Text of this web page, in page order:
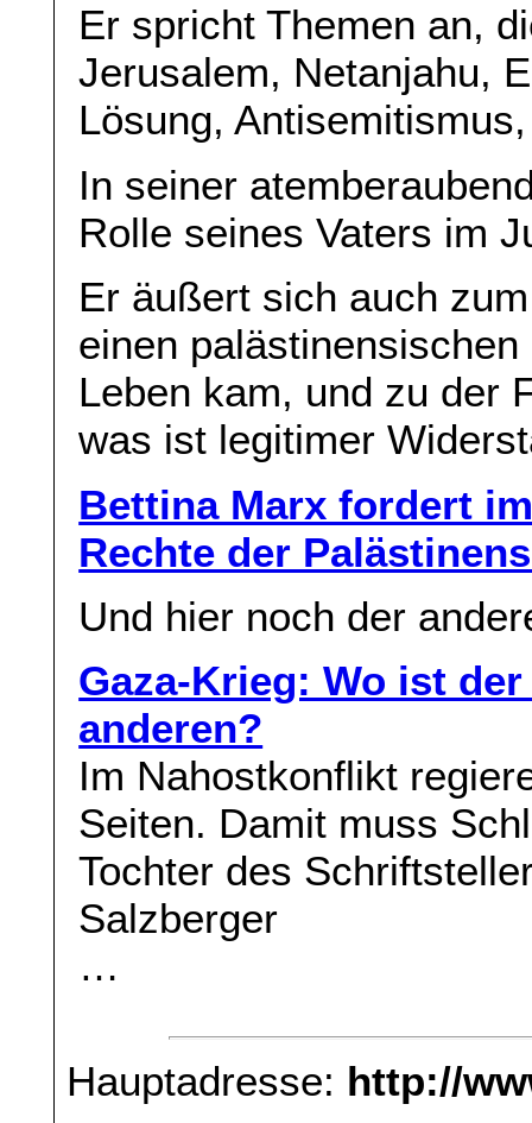
Er spricht Themen an,
Jerusalem, Netanjahu,
Lösung,
In seiner
Rolle seines Vaters im
Er äußert sich auch
einen
Leben kam, und zu der
was ist legitimer
Bettina Marx fordert
Rechte der
Und hier noch der
Gaza-Krieg: Wo ist
anderen?
Im Nahostkonflikt
Seiten. Damit muss
Tochter des
Salzberger
…
Hauptadresse: http://